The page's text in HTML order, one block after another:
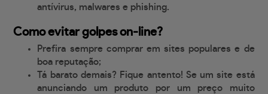
antívirus, malwares e phishing.
Como evitar golpes on-line?
Prefira sempre comprar em sites populares e de
boa reputação;
Tá barato demais? Fique antento! Se um site está
anunciando um produto por um preço muito